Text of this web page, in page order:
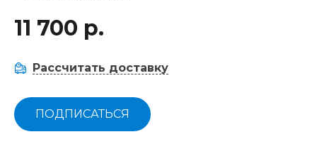
11 700 р.
Рассчитать доставку
ПОДПИСАТЬСЯ